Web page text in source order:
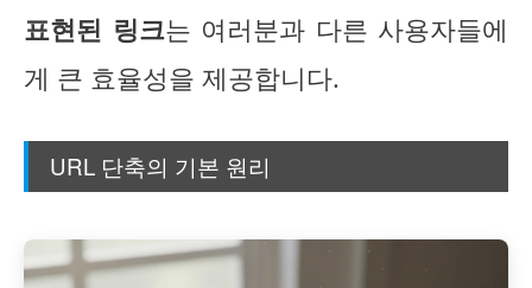
표현된 링크는 여러분과 다른 사용자들에
게 큰 효율성을 제공합니다.
URL 단축의 기본 원리